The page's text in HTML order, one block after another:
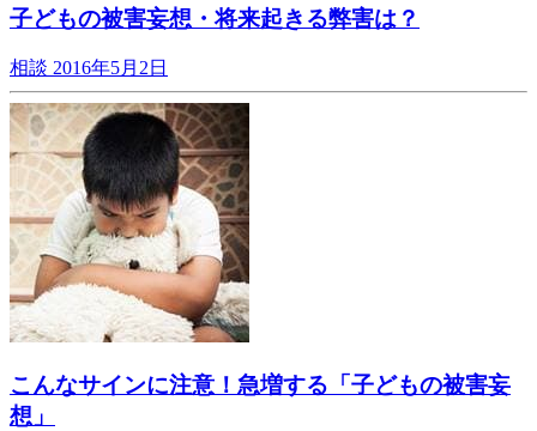
子どもの被害妄想・将来起きる弊害は？
相談 2016年5月2日
こんなサインに注意！急増する「子どもの被害妄
想」